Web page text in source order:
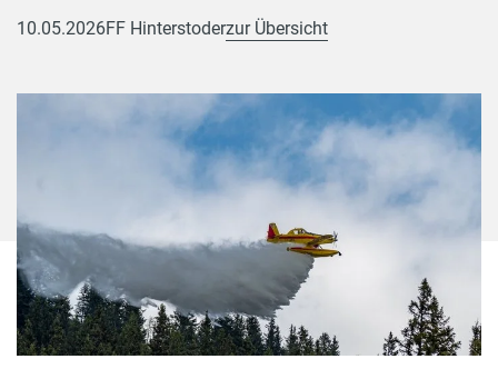
10.05.2026FF Hinterstoderzur Übersicht